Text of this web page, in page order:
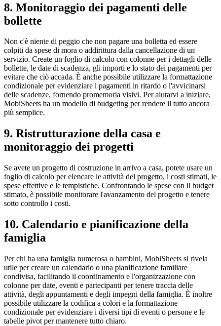
8. Monitoraggio dei pagamenti delle
bollette
Non c'è niente di peggio che non pagare una bolletta ed essere
colpiti da spese di mora o addirittura dalla cancellazione di un
servizio. Create un foglio di calcolo con colonne per i dettagli delle
bollette, le date di scadenza, gli importi e lo stato dei pagamenti per
evitare che ciò accada. È anche possibile utilizzare la formattazione
condizionale per evidenziare i pagamenti in ritardo o l'avvicinarsi
delle scadenze, fornendo promemoria visivi. Per aiutarvi a iniziare,
MobiSheets ha un modello di budgeting per rendere il tutto ancora
più semplice.
9. Ristrutturazione della casa e
monitoraggio dei progetti
Se avete un progetto di costruzione in arrivo a casa, potete usare un
foglio di calcolo per elencare le attività del progetto, i costi stimati, le
spese effettive e le tempistiche. Confrontando le spese con il budget
stimato, è possibile monitorare l'avanzamento del progetto e tenere
sotto controllo i costi.
10. Calendario e pianificazione della
famiglia
Per chi ha una famiglia numerosa o bambini, MobiSheets si rivela
utile per creare un calendario o una pianificazione familiare
condivisa, facilitando il coordinamento e l'organizzazione con
colonne per date, eventi e partecipanti per tenere traccia delle
attività, degli appuntamenti e degli impegni della famiglia. È inoltre
possibile utilizzare la codifica a colori e la formattazione
condizionale per evidenziare i diversi tipi di eventi o persone e le
tabelle pivot per mantenere tutto chiaro.